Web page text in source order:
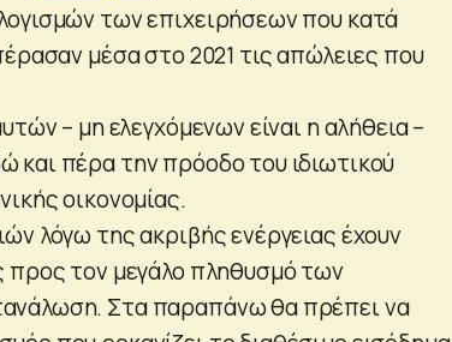
των επιχειρήσεων που κατά
μέσα στο 2021 τις απώλειες που
– μη ελεγχόμενων είναι η αλήθεια –
και πέρα την πρόοδο του ιδιωτικού
οικονομίας.
λόγω της ακριβής ενέργειας έχουν
προς τον μεγάλο πληθυσμό των
Στα παραπάνω θα πρέπει να